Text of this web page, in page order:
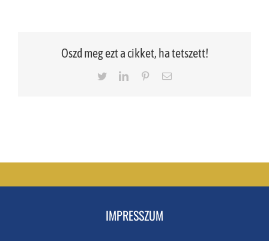
Oszd meg ezt a cikket, ha tetszett!
TwitterLinkedInPinterestEmail
IMPRESSZUM